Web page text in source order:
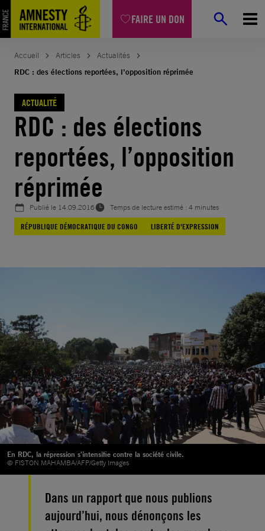
FAIRE UN DON
Aller
au
contenu
Accueil Articles
Actualités
RDC : des élections reportées, l’opposition réprimée
ACTUALITÉ
RDC : des élections
reportées, l’opposition
réprimée
Publié le 14.09.2016
Temps de lecture estimé : 4 minutes
RÉPUBLIQUE DÉMOCRATIQUE DU CONGO
LIBERTÉ D'EXPRESSION
En RDC, la répression s'intensifie contre la société civile.
© FISTON MAHAMBA/AFP/Getty Images
Dans un rapport que nous publions
aujourd’hui, nous dénonçons les